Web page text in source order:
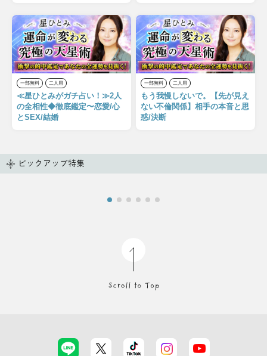
一部無料 二人用
≪星ひとみがガチ占い！≫2人
の全相性◆徹底鑑定〜恋愛/心
とSEX/結婚
一部無料 二人用
もう我慢しないで。【先が見え
ない不倫関係】相手の本音と思
惑/決断
ピックアップ特集